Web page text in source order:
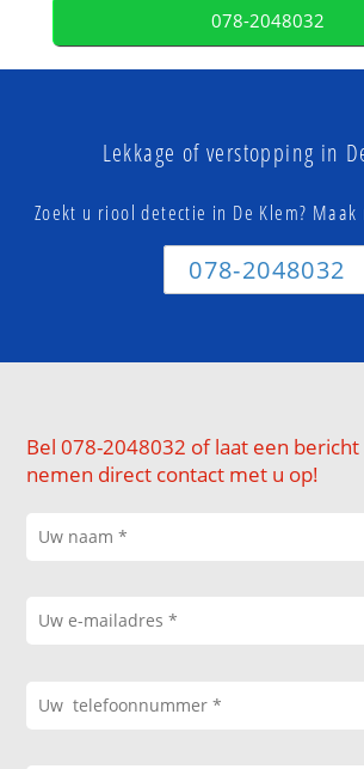
078-2048032
Lekkage of verstopping in
Zoekt u riool detectie in De Klem?
078-2048032
Bel 078-2048032 of laat een
nemen direct contact met u op!